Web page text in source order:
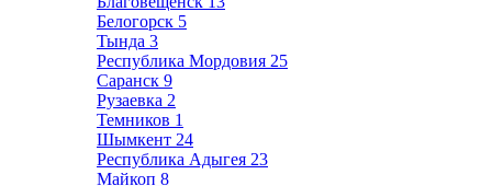
Белогорск 5
Тында 3
Республика Мордовия 25
Саранск 9
Рузаевка 2
Темников 1
Шымкент 24
Республика Адыгея 23
Майкоп 8